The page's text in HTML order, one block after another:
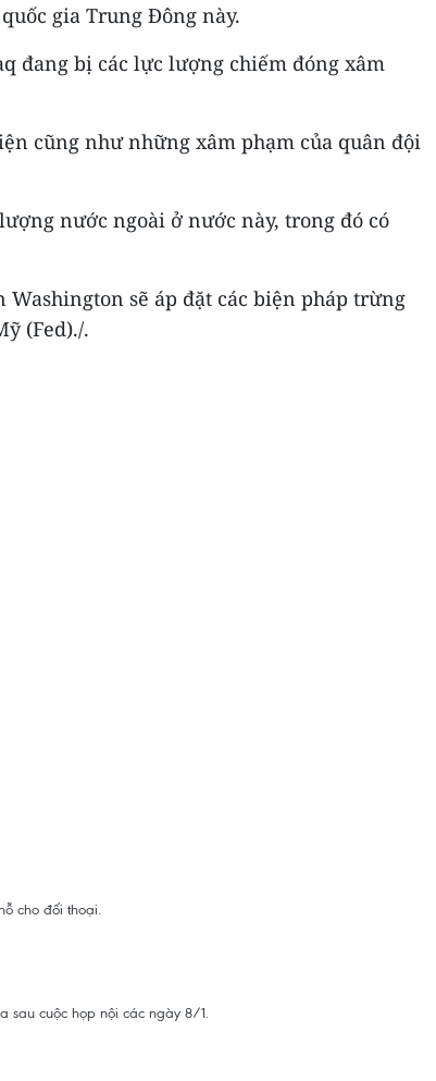
gia Trung Đông này.
đang bị các lực lượng chiếm đóng xâm
cũng như những xâm phạm của quân đội
nước ngoài ở nước này, trong đó có
sẽ áp đặt các biện pháp trừng
(Fed)./.
cho đối thoại.
sau cuộc họp nội các ngày 8/1.